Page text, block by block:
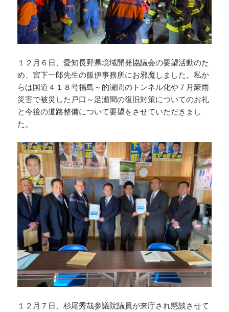
１２月６日、愛知長野県境域開発協議会の要望活動のた
め、宮下一郎先生の飯伊事務所にお邪魔しました。私か
らは国道４１８号福島～的瀬間のトンネル化や７月豪雨
災害で被災した戸口～足瀬間の復旧対策についてのお礼
と今後の道路整備について要望をさせていただきまし
た。
１２月７日、杉尾秀哉参議院議員が来庁され懇談させて